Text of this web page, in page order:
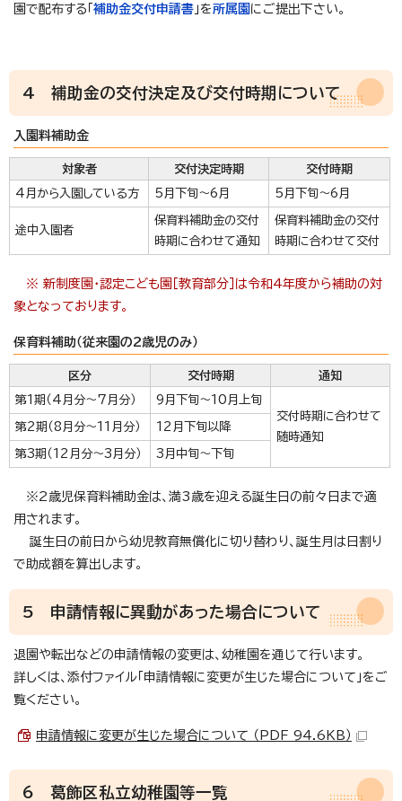
園で配布する「 補助金交付申請書 」を所属園 にご提出下さい。
4 補助金の交付決定及び交付時期について
入園料補助金
対象者 交付決定時期
交付時期
4月から入園している方
5月下旬～6月 5月下旬～6月
途中入園者
保育料補助金の交付
時期に合わせて通知
保育料補助金の交付
時期に合わせて交付
※ 新制度園・認定こども園［教育部分］は令和4年度から補助の対
象となっております。
保育料補助（従来園の2歳児のみ）
区分 交付時期
通知
第1期（4月分～7月分）
9月下旬～10月上旬
交付時期に合わせて
随時通知
第2期（8月分～11月分） 12月下旬以降
第3期（12月分～3月分） 3月中旬～下旬
※2歳児保育料補助金は、満3歳を迎える誕生日の前々日まで適
用されます。
誕生日の前日から幼児教育無償化に切り替わり、誕生月は日割り
で助成額を算出します。
5 申請情報に異動があった場合について
退園や転出などの申請情報の変更は、幼稚園を通じて行います。
詳しくは、添付ファイル「申請情報に変更が生じた場合について」をご
覧ください。
申請情報に変更が生じた場合について （PDF 94.6KB）
6 葛飾区私立幼稚園等一覧